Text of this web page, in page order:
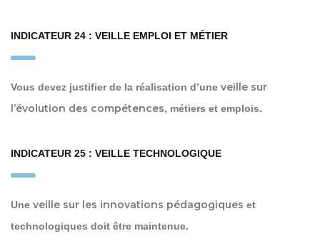
INDICATEUR 24 : VEILLE EMPLOI ET MÉTIER
Vous devez justifier de la réalisation d’une veille sur
l’évolution des compétences, métiers et emplois.
INDICATEUR 25 : VEILLE TECHNOLOGIQUE
Une veille sur les innovations pédagogiques et
technologiques doit être maintenue.